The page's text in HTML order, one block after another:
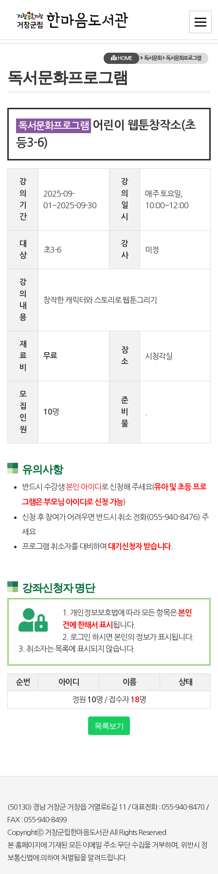
HOME 독서문화 독서문화프로그램
독서문화프로그램
독서문화프로그램 어린이 웹툰창작소(초
등3-6)
강
의
기
간
2025-09-
01~2025-09-30
강
의
일
시
매주 토요일,
10:00~12:00
대
상
초3-6
강
사
미정
강
의
내
용
창작한 캐릭터와 스토리로 웹툰그리기
재
료
비
무료
장
소
시청각실
모
집
인
원
10명
준
비
물
유의사항
반드시 수강생 본인 아이디 로 신청해 주세요(유아 및 초등 프로
그램은 부모님 아이디로 신청 가능)
신청 후 참여가 어려우면 반드시 취소 전화(055-940-8476) 주
세요
프로그램 취소자를 대비하여 대기신청자 받습니다.
강좌신청자 명단
1. 개인정보보호법에 따라 모든 항목은본인
건에 한해서 표시 됩니다.
2. 로그인 하시면 본인의 정보가 표시됩니다.
3. 취소자는 목록에 표시되지 않습니다.
순번 아이디 이름 상태
정원 10명 / 접수자 18명
목록보기
(50130) 경남 거창군 거창읍 거열로6길 11 / 대표전화 : 055-940-8470 /
FAX : 055-940-8499
Copyrightⓒ 거창군립한마음도서관 All Rights Reserved.
본 홈페이지에 기재된 모든 이메일 주소 무단 수집을 거부하며, 위반시 정
보통신법에 의하여 처벌됨을 알려드립니다.